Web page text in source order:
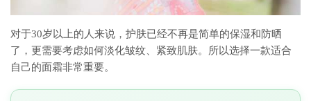
对于30岁以上的人来说，护肤已经不再是简单的保湿和防晒
了，更需要考虑如何淡化皱纹、紧致肌肤。所以选择一款适合
自己的面霜非常重要。